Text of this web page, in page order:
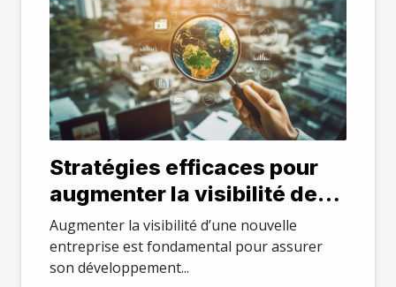
Stratégies efficaces pour
augmenter la visibilité de
votre nouvelle entreprise
Augmenter la visibilité d’une nouvelle
entreprise est fondamental pour assurer
son développement...